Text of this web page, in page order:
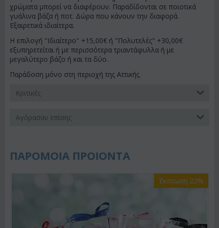
χρώματα μπορεί να διαφέρουν. Παραδίδονται σε ποιοτικά
γυάλινα βάζα ή ποτ. Δώρα που κάνουν την διαφορά.
Εξαιρετικά ιδιαίτερα.
Η επιλογή "Ιδιαίτερο" +15,00€ ή "Πολυτελές" +30,00€
εξυπηρετείται ή με περισσότερα τριαντάφυλλα ή με
μεγαλύτερο βάζο ή και τα δύο.
Παράδοση μόνο στη περιοχή της Αττικής.
Κριτικές
Αγόρασαν επίσης
ΠΑΡΟΜΟΙΑ ΠΡΟΙΟΝΤΑ
Έκπτωση 22%